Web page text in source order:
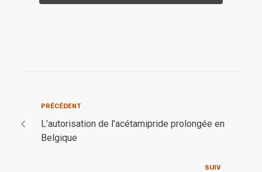
PRÉCÉDENT
L’autorisation de l’acétamipride prolongée en
Belgique
SUIV